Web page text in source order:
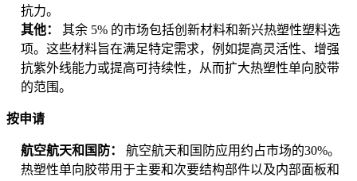
抗力。
其他： 其余 5% 的市场包括创新材料和新兴热塑性塑料选
项。这些材料旨在满足特定需求，例如提高灵活性、增强
抗紫外线能力或提高可持续性，从而扩大热塑性单向胶带
的范围。
按申请
航空航天和国防： 航空航天和国防应用约占市场的30%。
热塑性单向胶带用于主要和次要结构部件以及内部面板和